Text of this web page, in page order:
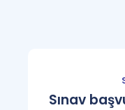
Sınav